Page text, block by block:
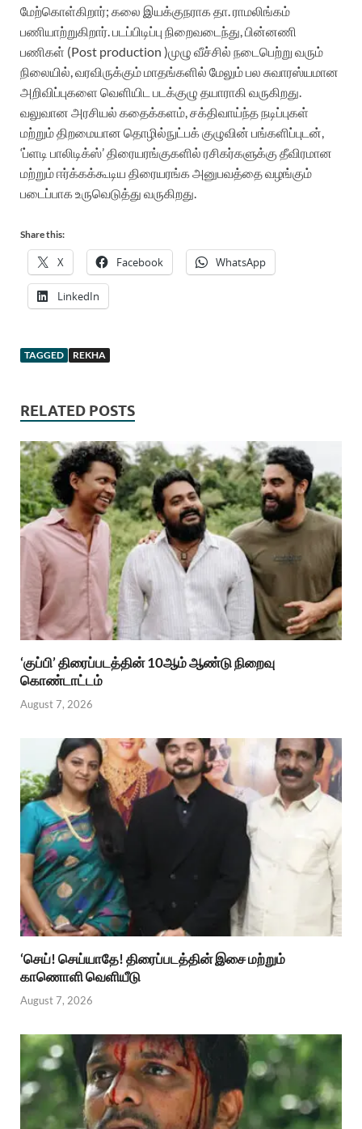
மேற்கொள்கிறார்; கலை இயக்குநராக தா. ராமலிங்கம்
பணியாற்றுகிறார்.படப்பிடிப்பு நிறைவடைந்து, பின்னணி
பணிகள் (Post production )முழு வீச்சில் நடைபெற்று வரும்
நிலையில், வரவிருக்கும் மாதங்களில் மேலும் பல சுவாரஸ்யமான
அறிவிப்புகளை வெளியிட படக்குழு தயாராகி வருகிறது.
வலுவான அரசியல் கதைக்களம், சக்திவாய்ந்த நடிப்புகள்
மற்றும் திறமையான தொழில்நுட்பக் குழுவின் பங்களிப்புடன்,
‘ப்ளடி பாலிடிக்ஸ்’ திரையரங்குகளில் ரசிகர்களுக்கு தீவிரமான
மற்றும் ஈர்க்கக்கூடிய திரையரங்க அனுபவத்தை வழங்கும்
படைப்பாக உருவெடுத்து வருகிறது.
Share this:
X Facebook WhatsApp
LinkedIn
TAGGED REKHA
RELATED POSTS
‘குப்பி’ திரைப்படத்தின் 10ஆம் ஆண்டு நிறைவு
கொண்டாட்டம்
August 7, 2026
‘செய்! செய்யாதே! திரைப்படத்தின் இசை மற்றும்
காணொளி வெளியீடு
August 7, 2026